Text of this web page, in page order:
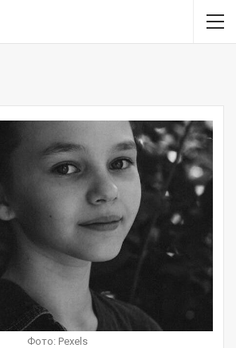
Фото: Pexels